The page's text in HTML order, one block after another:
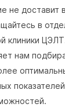
не доставит
в
клиники
нам